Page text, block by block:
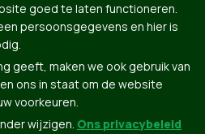
goed te laten functioneren.
persoonsgegevens en hier is
geeft, maken we ook gebruik van
ons in staat om de website
voorkeuren.
wijzigen. Ons privacybeleid